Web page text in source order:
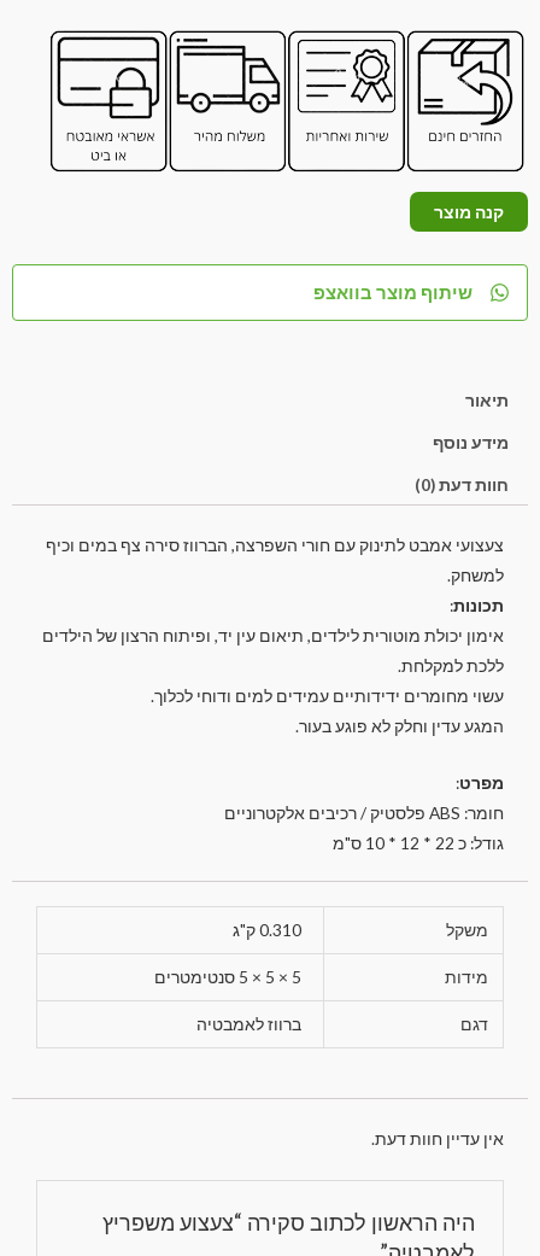
קנה מוצר
שיתוף מוצר בוואצפ
תיאור
מידע נוסף
חוות דעת (0)
צעצועי אמבט לתינוק עם חורי השפרצה, הברווז סירה צף במים וכיף
למשחק.
תכונות:
אימון יכולת מוטורית לילדים, תיאום עין יד, ופיתוח הרצון של הילדים
ללכת למקלחת.
עשוי מחומרים ידידותיים עמידים למים ודוחי לכלוך.
המגע עדין וחלק לא פוגע בעור.
מפרט:
חומר: ABS פלסטיק / רכיבים אלקטרוניים
גודל: כ 22 * 12 * 10 ס"מ
משקל 0.310 ק"ג
מידות 5 × 5 × 5 סנטימטרים
דגם ברווז לאמבטיה
אין עדיין חוות דעת.
היה הראשון לכתוב סקירה “צעצוע משפריץ